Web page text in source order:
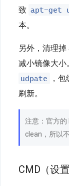
致 apt-get
本。
另外，清理掉
减小镜像大小
udpate
，
刷新。
注意：官方
clean，所以
CMD（设